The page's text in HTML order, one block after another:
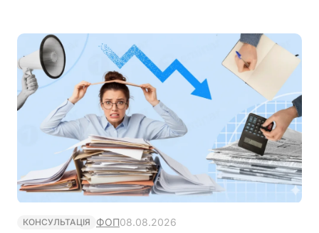
банку?
КОНСУЛЬТАЦІЯ ФОП08.08.2026